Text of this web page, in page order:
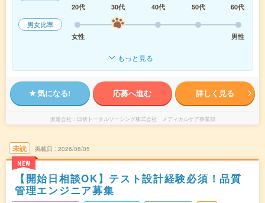
20代
30代 40代 50代
60代
男女比率
女性
男性
もっと見る
気になる! 応募へ進む 詳しく見る
派遣会社 日研トータルソーシング株式会社 メディカルケア事業部
未読
NEW
掲載日 2026/08/05
【開始日相談OK】テスト設計経験必須！品質
管理エンジニア募集